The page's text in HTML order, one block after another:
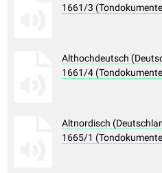
1661/3
Althochdeutsch
1661/4
Altnordisch
1665/1